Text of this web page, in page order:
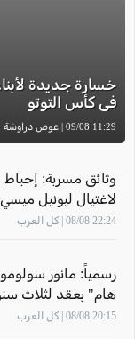
خسارة جديدة
في كأس التوتو
11:29 09/08 | عوض دراوشة
وثائق مسربة:
لاغتيال ليونيل
الاردن في المونديال
22:24 08/08 | كل العرب
رسمياً: مانور
هام" بعقد لثلاث
20:15 08/08 | كل العرب